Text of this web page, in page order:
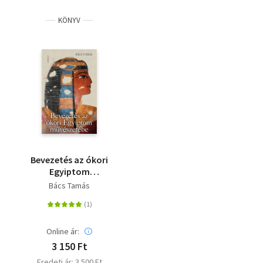
KÖNYV
Bevezetés az ókori
Egyiptom
művészetébe
Bács Tamás
Online ár:
3 150 Ft